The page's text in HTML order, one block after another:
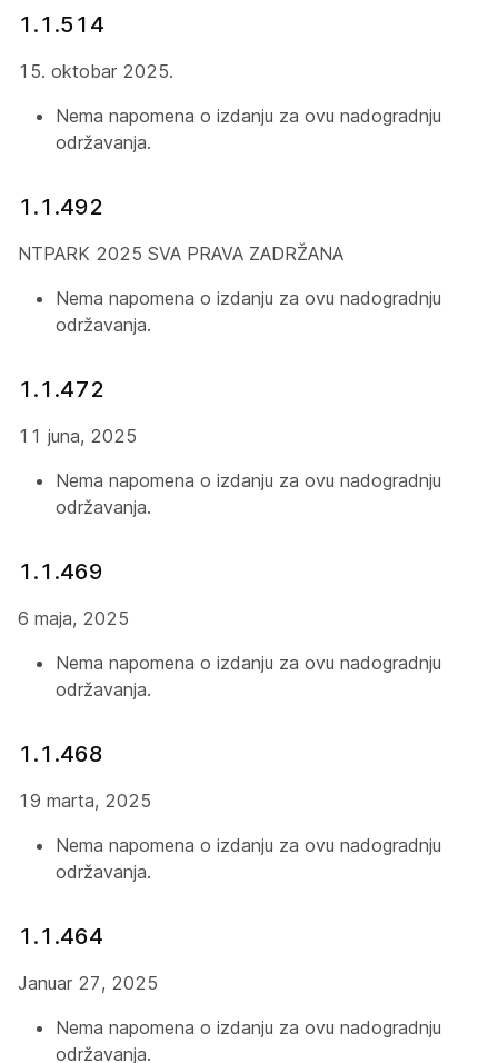
1.1.514
15. oktobar 2025.
Nema napomena o izdanju za ovu nadogradnju
održavanja.
1.1.492
NTPARK 2025 SVA PRAVA ZADRŽANA
Nema napomena o izdanju za ovu nadogradnju
održavanja.
1.1.472
11 juna, 2025
Nema napomena o izdanju za ovu nadogradnju
održavanja.
1.1.469
6 maja, 2025
Nema napomena o izdanju za ovu nadogradnju
održavanja.
1.1.468
19 marta, 2025
Nema napomena o izdanju za ovu nadogradnju
održavanja.
1.1.464
Januar 27, 2025
Nema napomena o izdanju za ovu nadogradnju
održavanja.